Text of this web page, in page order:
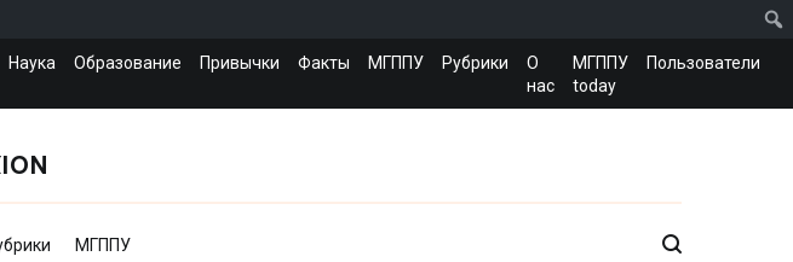
Наука Образование Привычки Факты МГППУ Рубрики
О
нас
МГППУ
today
Пользователи
МГППУ